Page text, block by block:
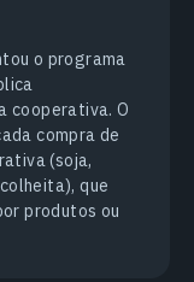
o programa
cooperativa. O
compra de
(soja,
que
produtos ou